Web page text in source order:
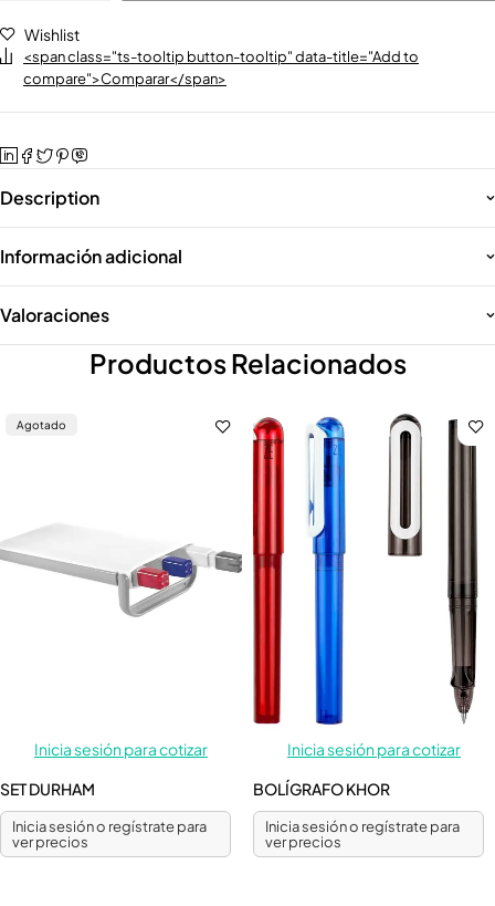
Wishlist
<span class="ts-tooltip button-tooltip" data-title="Add to
compare">Comparar</span>
Description
Información adicional
Valoraciones
Productos Relacionados
Agotado
Inicia sesión para cotizar
SET DURHAM
Inicia sesión o regístrate para
ver precios
Inicia sesión para cotizar
BOLÍGRAFO KHOR
Inicia sesión o regístrate para
ver precios